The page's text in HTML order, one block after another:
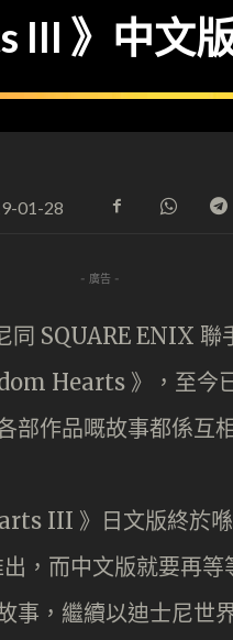
III 》中
01-28
- 廣告 -
SQUARE ENIX 聯
Hearts 》，至今
部作品嘅故事都係互
III 》日文版終於喺
，而中文版就要再
，繼續以迪士尼世